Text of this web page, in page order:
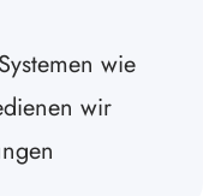
wie
wir